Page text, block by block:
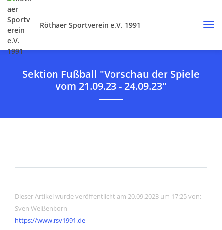
Röthaer Sportverein e.V. 1991
Sektion Fußball "Vorschau der Spiele
vom 21.09.23 - 24.09.23"
Dieser Artikel wurde veröffentlicht am 20.09.2023 um 17:25 von:
Sven Weißenborn
https://www.rsv1991.de